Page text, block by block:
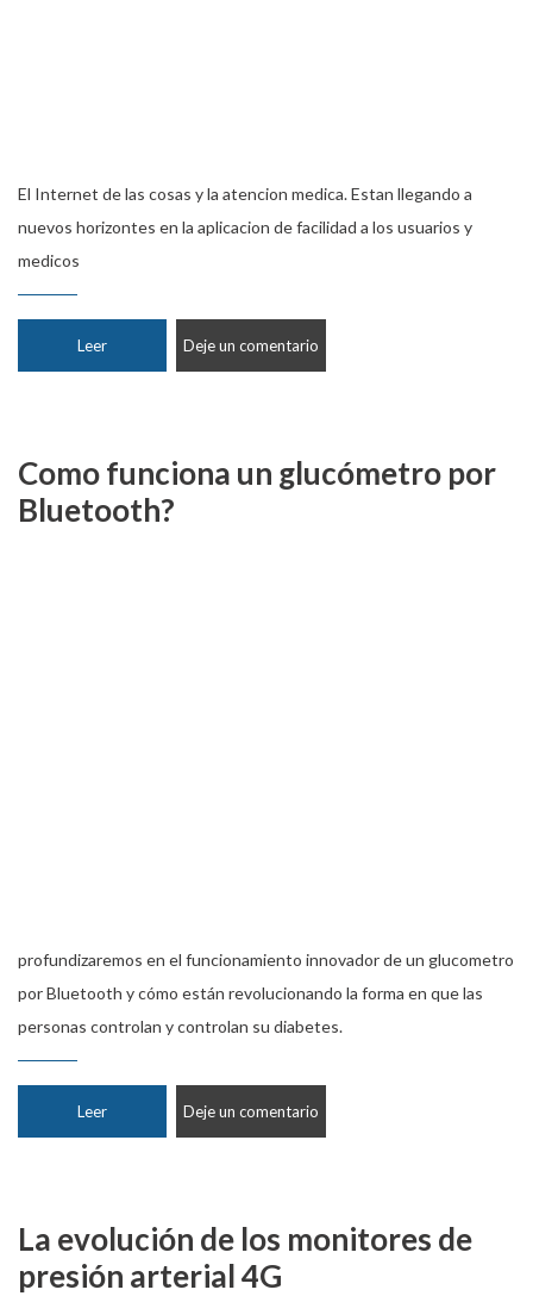
El Internet de las cosas y la atencion medica. Estan llegando a
nuevos horizontes en la aplicacion de facilidad a los usuarios y
medicos
Leer Deje un comentario
Como funciona un glucómetro por
Bluetooth?
profundizaremos en el funcionamiento innovador de un glucometro
por Bluetooth y cómo están revolucionando la forma en que las
personas controlan y controlan su diabetes.
Leer Deje un comentario
La evolución de los monitores de
presión arterial 4G